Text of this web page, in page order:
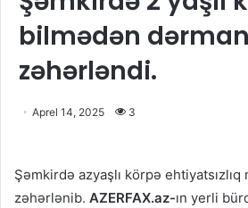
bilmədən
zəhərləndi.
Aprel 14, 2025 3
Şəmkirdə azyaşlı körpə
zəhərlənib. AZERFAX.az-ın yerli